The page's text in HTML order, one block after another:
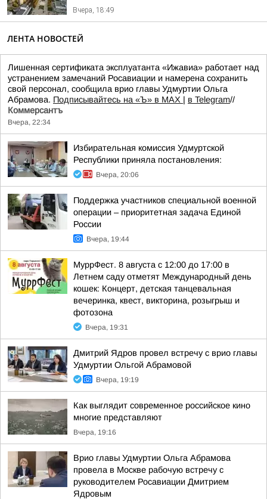
Вчера, 18:49
ЛЕНТА НОВОСТЕЙ
Лишенная сертификата эксплуатанта «Ижавиа» работает над
устранением замечаний Росавиации и намерена сохранить
свой персонал, сообщила врио главы Удмуртии Ольга
Абрамова. Подписывайтесь на «Ъ» в MAX | в Telegram//
Коммерсантъ
Вчера, 22:34
Избирательная комиссия Удмуртской
Республики приняла постановления:
Вчера, 20:06
Поддержка участников специальной военной
операции – приоритетная задача Единой
России
Вчера, 19:44
МуррФест. 8 августа с 12:00 до 17:00 в
Летнем саду отметят Международный день
кошек: Концерт, детская танцевальная
вечеринка, квест, викторина, розыгрыш и
фотозона
Вчера, 19:31
Дмитрий Ядров провел встречу с врио главы
Удмуртии Ольгой Абрамовой
Вчера, 19:19
Как выглядит современное российское кино
многие представляют
Вчера, 19:16
Врио главы Удмуртии Ольга Абрамова
провела в Москве рабочую встречу с
руководителем Росавиации Дмитрием
Ядровым